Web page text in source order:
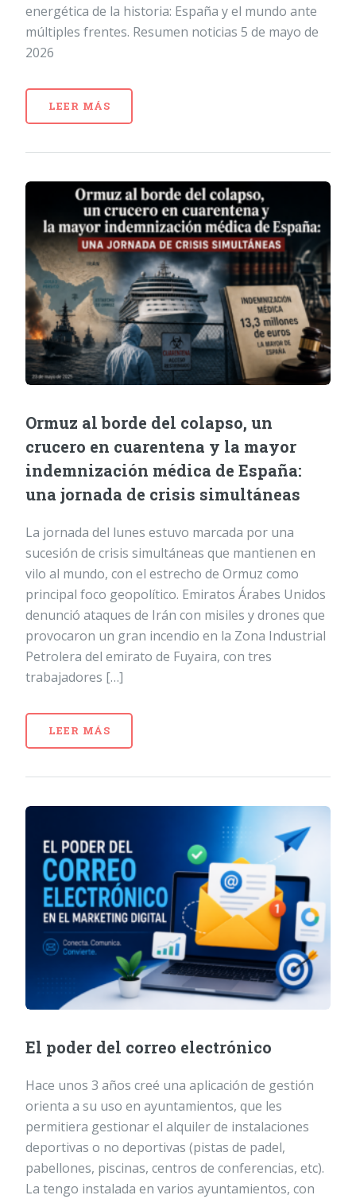
energética de la historia: España y el mundo ante
múltiples frentes. Resumen noticias 5 de mayo de
2026
LEER MÁS
Ormuz al borde del colapso, un
crucero en cuarentena y la mayor
indemnización médica de España:
una jornada de crisis simultáneas
La jornada del lunes estuvo marcada por una
sucesión de crisis simultáneas que mantienen en
vilo al mundo, con el estrecho de Ormuz como
principal foco geopolítico. Emiratos Árabes Unidos
denunció ataques de Irán con misiles y drones que
provocaron un gran incendio en la Zona Industrial
Petrolera del emirato de Fuyaira, con tres
trabajadores […]
LEER MÁS
El poder del correo electrónico
Hace unos 3 años creé una aplicación de gestión
orienta a su uso en ayuntamientos, que les
permitiera gestionar el alquiler de instalaciones
deportivas o no deportivas (pistas de padel,
pabellones, piscinas, centros de conferencias, etc).
La tengo instalada en varios ayuntamientos, con